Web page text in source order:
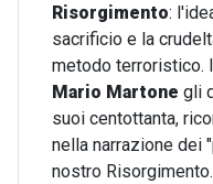
Risorgimento:
sacrificio e la
metodo terroristico.
Mario Martone gli
suoi centottanta,
nella narrazione dei
nostro Risorgimento.